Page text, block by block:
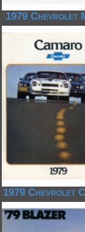
1979 Chevrolet
1979 Chevrolet